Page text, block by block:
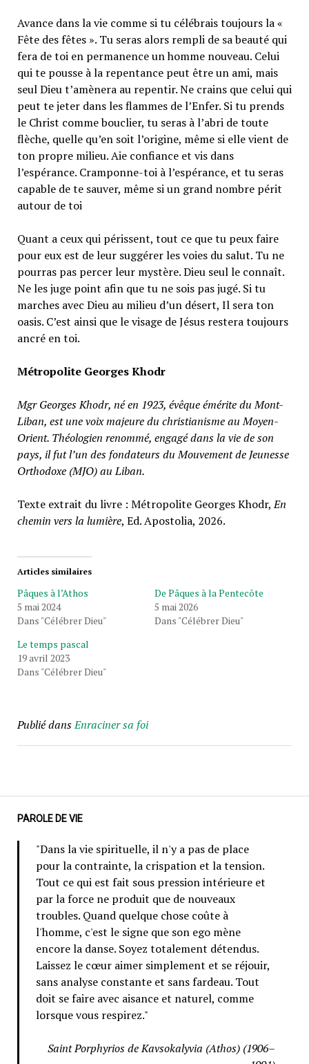
Avance dans la vie comme si tu célébrais toujours la «
Fête des fêtes ». Tu seras alors rempli de sa beauté qui
fera de toi en permanence un homme nouveau. Celui
qui te pousse à la repentance peut être un ami, mais
seul Dieu t’amènera au repentir. Ne crains que celui qui
peut te jeter dans les flammes de l’Enfer. Si tu prends
le Christ comme bouclier, tu seras à l’abri de toute
flèche, quelle qu’en soit l’origine, même si elle vient de
ton propre milieu. Aie confiance et vis dans
l’espérance. Cramponne-toi à l’espérance, et tu seras
capable de te sauver, même si un grand nombre périt
autour de toi
Quant a ceux qui périssent, tout ce que tu peux faire
pour eux est de leur suggérer les voies du salut. Tu ne
pourras pas percer leur mystère. Dieu seul le connaît.
Ne les juge point afin que tu ne sois pas jugé. Si tu
marches avec Dieu au milieu d’un désert, Il sera ton
oasis. C’est ainsi que le visage de Jésus restera toujours
ancré en toi.
Métropolite Georges Khodr
Mgr Georges Khodr, né en 1923, évêque émérite du Mont-
Liban, est une voix majeure du christianisme au Moyen-
Orient. Théologien renommé, engagé dans la vie de son
pays, il fut l’un des fondateurs du Mouvement de Jeunesse
Orthodoxe (MJO) au Liban.
Texte extrait du livre : Métropolite Georges Khodr,En
chemin vers la lumière, Ed. Apostolia, 2026.
Articles similaires
Pâques à l’Athos
5 mai 2024
Dans "Célébrer Dieu"
De Pâques à la Pentecôte
5 mai 2026
Dans "Célébrer Dieu"
Le temps pascal
19 avril 2023
Dans "Célébrer Dieu"
Publié dansEnraciner sa foi
PAROLE DE VIE
"Dans la vie spirituelle, il n'y a pas de place
pour la contrainte, la crispation et la tension.
Tout ce qui est fait sous pression intérieure et
par la force ne produit que de nouveaux
troubles. Quand quelque chose coûte à
l'homme, c'est le signe que son ego mène
encore la danse. Soyez totalement détendus.
Laissez le cœur aimer simplement et se réjouir,
sans analyse constante et sans fardeau. Tout
doit se faire avec aisance et naturel, comme
lorsque vous respirez."
Saint Porphyrios de Kavsokalyvia (Athos) (1906–